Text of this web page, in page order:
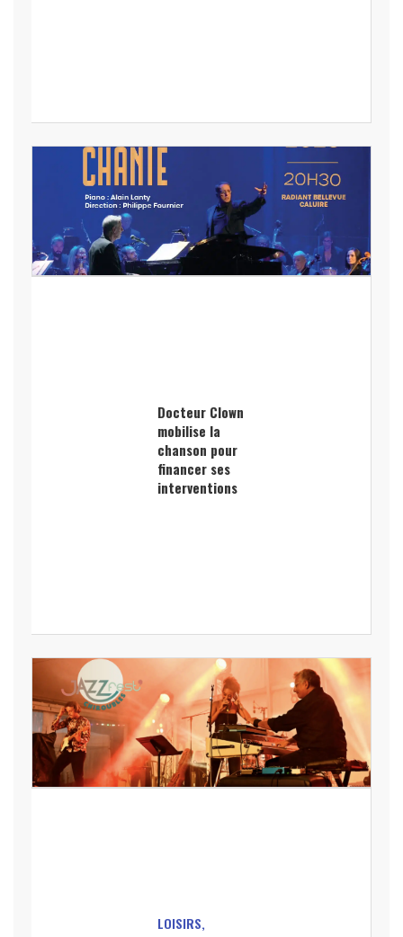
Docteur Clown
mobilise la
chanson pour
financer ses
interventions
LOISIRS,